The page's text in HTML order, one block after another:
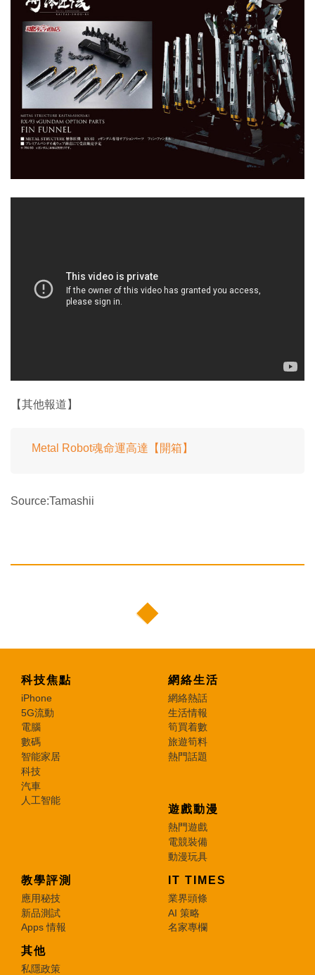
【其他報道】
Metal Robot魂命運高達【開箱】
Source:Tamashii
科技焦點
iPhone
5G流動
電腦
數碼
智能家居
科技
汽車
人工智能
網絡生活
網絡熱話
生活情報
筍買着數
旅遊筍料
熱門話題
遊戲動漫
熱門遊戲
電競裝備
動漫玩具
教學評測
應用秘技
新品測試
Apps 情報
IT TIMES
業界頭條
AI 策略
名家專欄
其他
私隱政策